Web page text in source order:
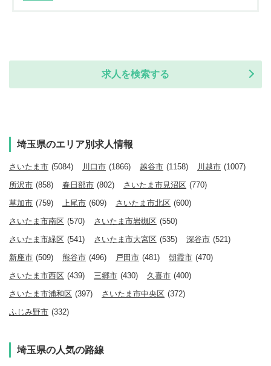
求人を検索する
埼玉県のエリア別求人情報
さいたま市 (5084) 川口市 (1866) 越谷市 (1158) 川越市 (1007)
所沢市 (858) 春日部市 (802) さいたま市見沼区 (770)
草加市 (759) 上尾市 (609) さいたま市北区 (600)
さいたま市南区 (570) さいたま市岩槻区 (550)
さいたま市緑区 (541) さいたま市大宮区 (535) 深谷市 (521)
新座市 (509) 熊谷市 (496) 戸田市 (481) 朝霞市 (470)
さいたま市西区 (439) 三郷市 (430) 久喜市 (400)
さいたま市浦和区 (397) さいたま市中央区 (372)
ふじみ野市 (332)
埼玉県の人気の路線